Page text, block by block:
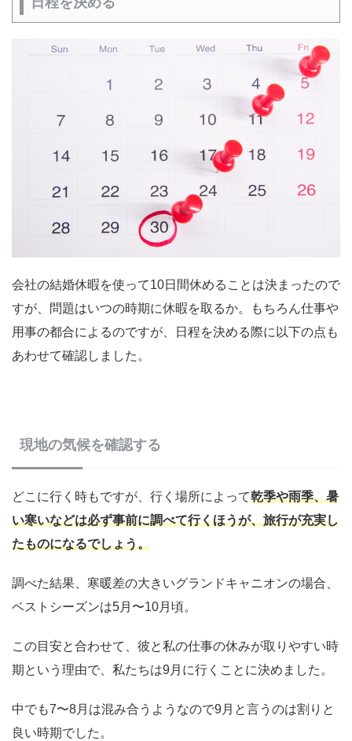
会社の結婚休暇を使って10日間休めることは決まったので
すが、問題はいつの時期に休暇を取るか。もちろん仕事や
用事の都合によるのですが、日程を決める際に以下の点も
あわせて確認しました。
現地の気候を確認する
どこに行く時もですが、行く場所によって乾季や雨季、暑
い寒いなどは必ず事前に調べて行くほうが、旅行が充実し
たものになるでしょう。
調べた結果、寒暖差の大きいグランドキャニオンの場合、
ベストシーズンは5月〜10月頃。
この目安と合わせて、彼と私の仕事の休みが取りやすい時
期という理由で、私たちは9月に行くことに決めました。
中でも7〜8月は混み合うようなので9月と言うのは割りと
良い時期でした。